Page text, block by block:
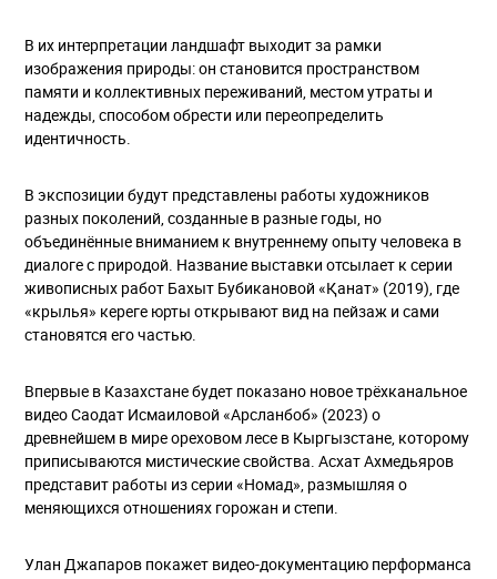
В их интерпретации ландшафт выходит за рамки
изображения природы: он становится пространством
памяти и коллективных переживаний, местом утраты и
надежды, способом обрести или переопределить
идентичность.
В экспозиции будут представлены работы художников
разных поколений, созданные в разные годы, но
объединённые вниманием к внутреннему опыту человека в
диалоге с природой. Название выставки отсылает к серии
живописных работ Бахыт Бубикановой «Қанат» (2019), где
«крылья» кереге юрты открывают вид на пейзаж и сами
становятся его частью.
Впервые в Казахстане будет показано новое трёхканальное
видео Саодат Исмаиловой «Арсланбоб» (2023) о
древнейшем в мире ореховом лесе в Кыргызстане, которому
приписываются мистические свойства. Асхат Ахмедьяров
представит работы из серии «Номад», размышляя о
меняющихся отношениях горожан и степи.
Улан Джапаров покажет видео-документацию перформанса